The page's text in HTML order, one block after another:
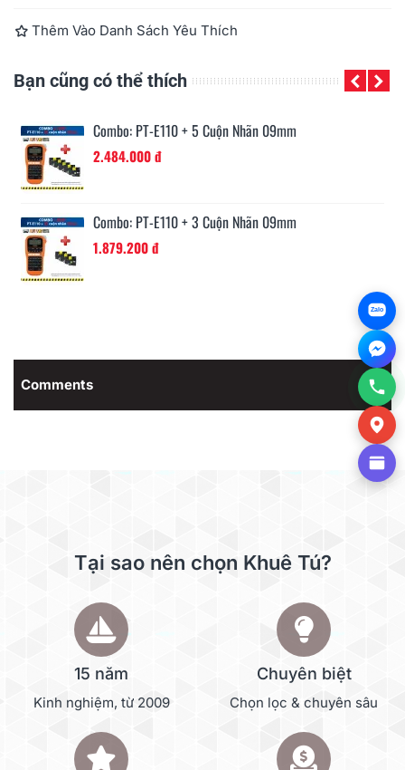
Thêm Vào Danh Sách Yêu Thích
Bạn cũng có thể thích
Combo: PT-E110 + 5 Cuộn Nhãn 09mm
2.484.000 đ
Combo: PT-E110 + 3 Cuộn Nhãn 09mm
1.879.200 đ
Comments
Tại sao nên chọn Khuê Tú?
15 năm
Kinh nghiệm, từ 2009
Chuyên biệt
Chọn lọc & chuyên sâu
Zalo